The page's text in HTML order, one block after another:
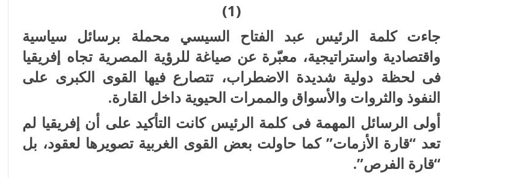
(1)
جاءت كلمة الرئيس عبد الفتاح السيسي محملة برسائل سياسية
واقتصادية واستراتيجية، معبّرة عن صياغة للرؤية المصرية تجاه إفريقيا
فى لحظة دولية شديدة الاضطراب، تتصارع فيها القوى الكبرى على
النفوذ والثروات والأسواق والممرات الحيوية داخل القارة.
أولى الرسائل المهمة فى كلمة الرئيس كانت التأكيد على أن إفريقيا لم
تعد “قارة الأزمات” كما حاولت بعض القوى الغربية تصويرها لعقود، بل
“قارة الفرص”.